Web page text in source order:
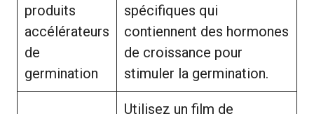
produits
accélérateurs
de
germination
spécifiques qui
contiennent des hormones
de croissance pour
stimuler la germination.
Utilisez un film de